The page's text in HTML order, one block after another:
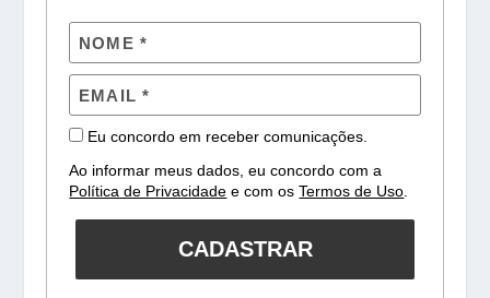
Eu concordo em receber comunicações.
Ao informar meus dados, eu concordo com a
Política de Privacidade e com osTermos de Uso.
CADASTRAR